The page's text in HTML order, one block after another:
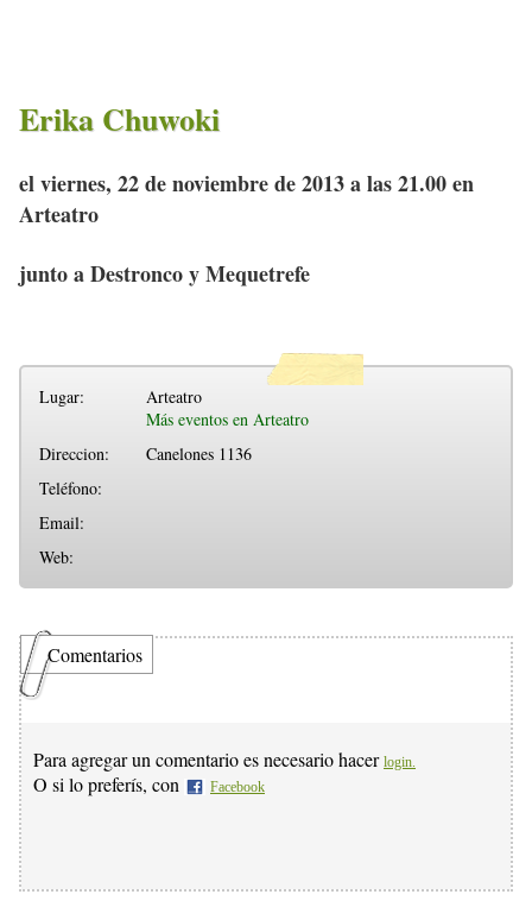
Erika Chuwoki
el viernes, 22 de noviembre de 2013 a las 21.00 en
Arteatro
junto a Destronco y Mequetrefe
Lugar:
Arteatro
Más eventos en Arteatro
Direccion:
Canelones 1136
Teléfono:
Email:
Web:
Comentarios
Para agregar un comentario es necesario hacer login.
O si lo preferís, con Facebook